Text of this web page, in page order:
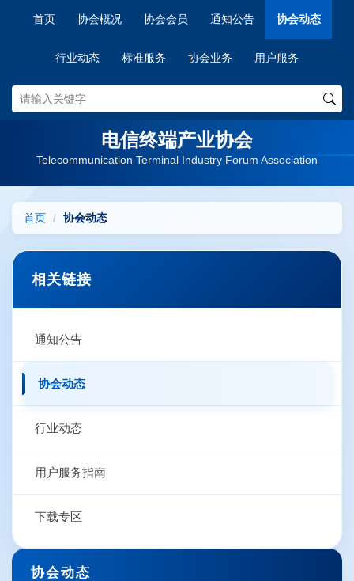
首页 协会概况 协会会员 通知公告 协会动态
行业动态 标准服务 协会业务 用户服务
电信终端产业协会
Telecommunication Terminal Industry Forum Association
首页 协会动态
相关链接
通知公告
协会动态
行业动态
用户服务指南
下载专区
协会动态